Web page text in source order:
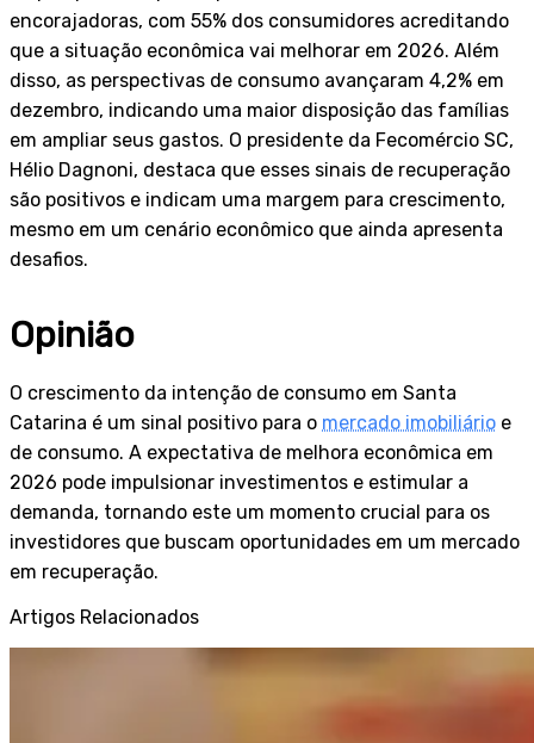
encorajadoras, com 55% dos consumidores acreditando
que a situação econômica vai melhorar em 2026. Além
disso, as perspectivas de consumo avançaram 4,2% em
dezembro, indicando uma maior disposição das famílias
em ampliar seus gastos. O presidente da Fecomércio SC,
Hélio Dagnoni, destaca que esses sinais de recuperação
são positivos e indicam uma margem para crescimento,
mesmo em um cenário econômico que ainda apresenta
desafios.
Opinião
O crescimento da intenção de consumo em Santa
Catarina é um sinal positivo para o mercado imobiliário e
de consumo. A expectativa de melhora econômica em
2026 pode impulsionar investimentos e estimular a
demanda, tornando este um momento crucial para os
investidores que buscam oportunidades em um mercado
em recuperação.
Artigos Relacionados